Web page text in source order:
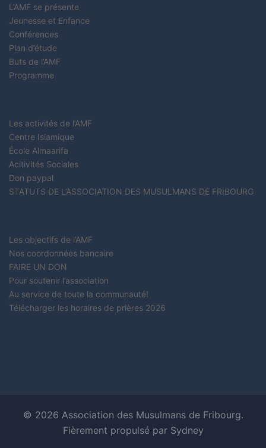
L’AMF se présente
Jeunesse et Enfance
Conférences
Plan d’étude
Buts de l’AMF
Programme
Les activités de l’AMF
Centre Islamique
École Almaarifa
Acitivités Sociales
Don paypal
STATUTS DE L’ASSOCIATION DES MUSULMANS DE FRIBOURG
Les objectifs de l’AMF
Nos coordonnées bancaire
FAIRE UN DON
Pour soutenir l’association
Au service de toute la communauté!
Télécharger les horaires de prières 2026
© 2026 Association des Musulmans de Fribourg.
Fièrement propulsé par Sydney